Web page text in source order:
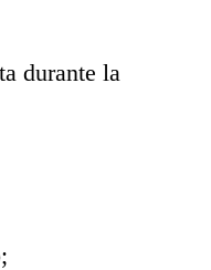
durante la